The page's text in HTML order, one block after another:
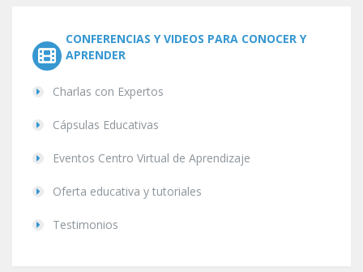
CONFERENCIAS Y VIDEOS PARA CONOCER Y
APRENDER
Charlas con Expertos
Cápsulas Educativas
Eventos Centro Virtual de Aprendizaje
Oferta educativa y tutoriales
Testimonios